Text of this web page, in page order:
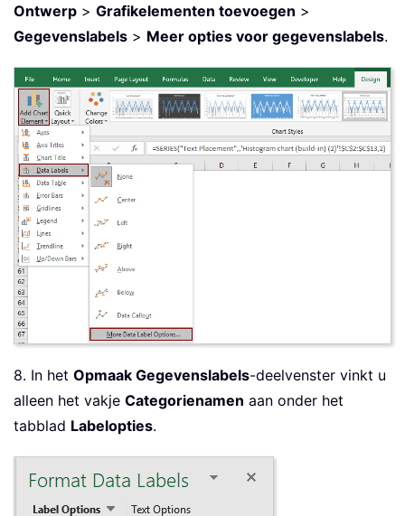
Ontwerp > Grafikelementen toevoegen >
Gegevenslabels > Meer opties voor gegevenslabels.
8. In het Opmaak Gegevenslabels-deelvenster vinkt u
alleen het vakje Categorienamen aan onder het
tabblad Labelopties.